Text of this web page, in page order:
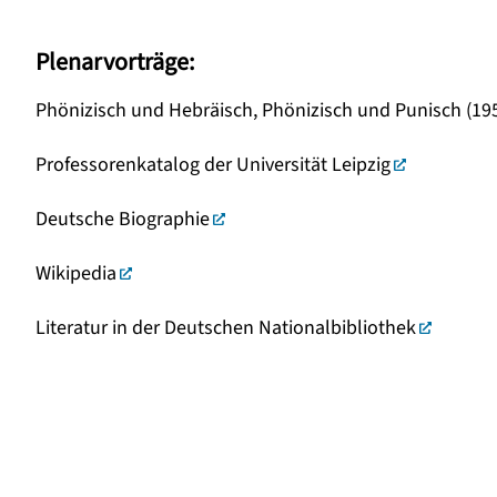
Plenarvorträge:
Phönizisch und Hebräisch, Phönizisch und Punisch
Professorenkatalog der Universität Leipzig
Deutsche Biographie
Wikipedia
Literatur in der Deutschen Nationalbibliothek